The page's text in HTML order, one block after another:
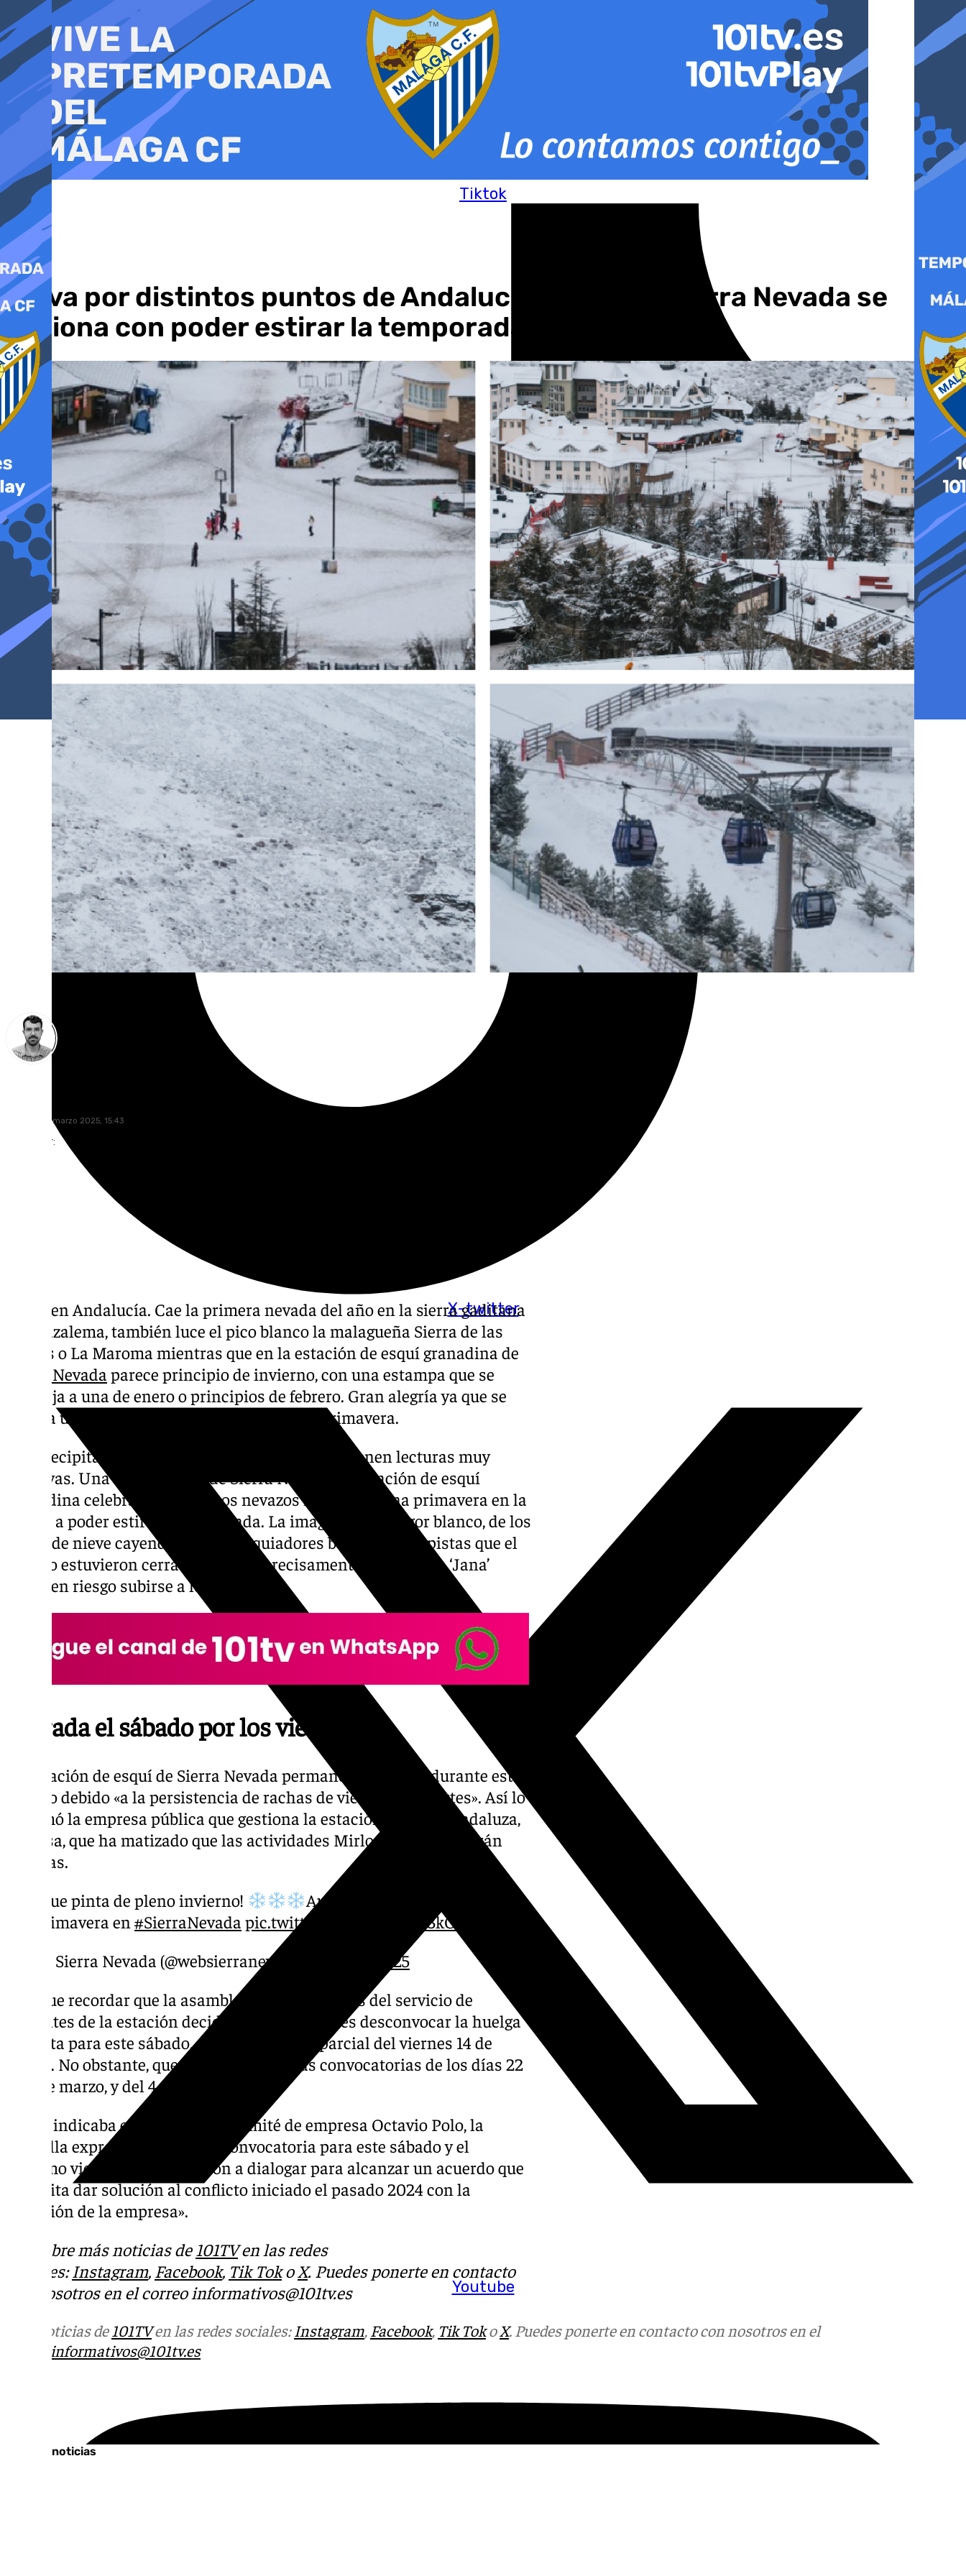
al
contenido
Tiktok
X-twitter
Youtube
Nieva por distintos puntos de Andalucía mientras Sierra Nevada se
ilusiona con poder estirar la temporada
domingo, 9 marzo 2025, 15:43
Compartir:
Nieva en Andalucía. Cae la primera nevada del año en la sierra gaditana
de Grazalema, también luce el pico blanco la malagueña Sierra de las
Nieves o La Maroma mientras que en la estación de esquí granadina de
Sierra Nevada parece principio de invierno, con una estampa que se
asemeja a una de enero o principios de febrero. Gran alegría ya que se
augura una temporada esquiable larga esta primavera.
Las precipitaciones de este principio de marzo tienen lecturas muy
positivas. Una de ellas es la de Sierra Nevada, la estación de esquí
granadina celebra estos últimos nevazos mirando a una primavera en la
que va a poder estirar la temporada. La imagen es de fulgor blanco, de los
copos de nieve cayendo y de los esquiadores buscando las pistas que el
sábado estuvieron cerrados porque precisamente la borrasca ‘Jana’
ponía en riesgo subirse a los telesillas.
Cerrada el sábado por los vientos
La estación de esquí de Sierra Nevada permaneció cerrada durante este
sábado debido «a la persistencia de rachas de viento muy fuertes». Así lo
informó la empresa pública que gestiona la estación invernal andaluza,
Cetursa, que ha matizado que las actividades Mirlo Blanco sí estarán
abiertas.
¡Que pinta de pleno invierno!
Augura una excelente
primavera en #SierraNevada pic.twitter.com/z7WDrbB3kO
— Sierra Nevada (@websierranevada)
March 9, 2025
Hay que recordar que la asamblea de trabajadores del servicio de
remontes de la estación decidió el pasado jueves desconvocar la huelga
prevista para este sábado, además del paro parcial del viernes 14 de
marzo. No obstante, quedan pendientes las convocatorias de los días 22
y 29 de marzo, y del 4, 12 y 19 de abril.
Según indicaba el miembro del comité de empresa Octavio Polo, la
plantilla expresaba con la desconvocatoria para este sábado y el
próximo viernes su disposición a dialogar para alcanzar un acuerdo que
«permita dar solución al conflicto iniciado el pasado 2024 con la
dirección de la empresa».
Descubre más noticias de 101TVen las redes
sociales:Instagram, Facebook, Tik TokoX. Puedes ponerte en contacto
con nosotros en el correo informativos@101tv.es
Más noticias de101TVen las redes sociales:Instagram, Facebook, Tik TokoX. Puedes ponerte en contacto con nosotros en el
informativos@101tv.es
Últimas noticias